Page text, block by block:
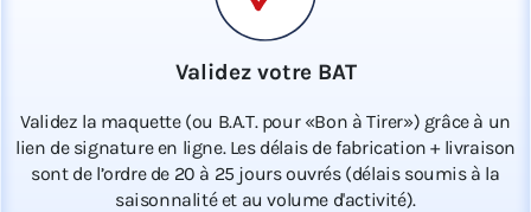
Validez votre BAT
Validez la maquette (ou B.A.T. pour «Bon à Tirer») grâce à un
lien de signature en ligne. Les délais de fabrication + livraison
sont de l’ordre de 20 à 25 jours ouvrés (délais soumis à la
saisonnalité et au volume d'activité).